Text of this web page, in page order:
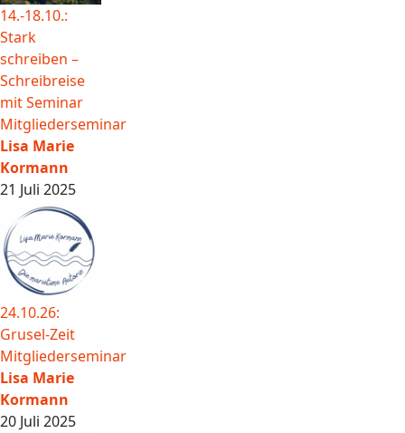
14.-18.10.:
Stark
schreiben –
Schreibreise
mit Seminar
Mitgliederseminar
Lisa Marie
Kormann
21 Juli 2025
24.10.26:
Grusel-Zeit
Mitgliederseminar
Lisa Marie
Kormann
20 Juli 2025